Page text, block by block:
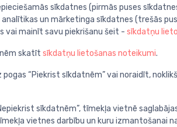
kāda no šīm sadaļām:
ar detalizētu
sīkdatnes (pirmās puses
un mārketinga sīkdatnes (trešās
vai mainīt savu piekrišanu šeit - sīkdatņu
skatīt sīkdatņu lietošanas noteikumi.
“Piekrist sīkdatnēm” vai noraidīt,
sīkdatnēm”, tīmekļa vietnē
vietnes darbību un kuru izmantošanai